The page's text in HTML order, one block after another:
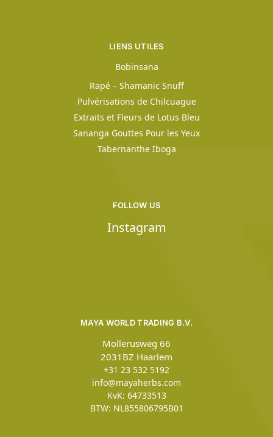
LIENS UTILES
Bobinsana
Rapé – Shamanic Snuff
Pulvérisations de Chilcuague
Extraits et Fleurs de Lotus Bleu
Sananga Gouttes Pour les Yeux
Tabernanthe Iboga
MAYA WORLD TRADING B.V.
Mollerusweg 66
2031BZ Haarlem
+31 23 532 5192
info@mayaherbs.com
KvK: 64733513
BTW: NL855806795B01
FOLLOW US
Instagram